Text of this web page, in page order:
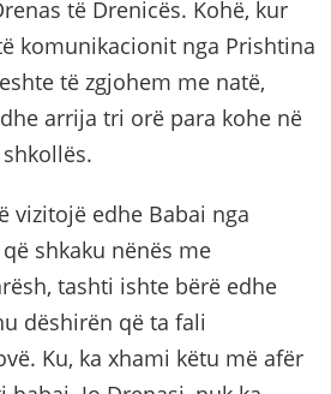
të Drenicës. Kohë, kur
komunikacionit nga Prishtina
të zgjohem me natë,
arrija tri orë para kohe në
vizitojë edhe Babai nga
shkaku nënës me
tashti ishte bërë edhe
dëshirën që ta fali
Ku, ka xhami këtu më afër